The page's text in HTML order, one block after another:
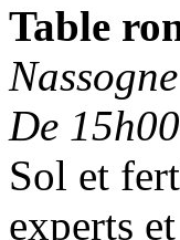
Table
De
Sol et
experts